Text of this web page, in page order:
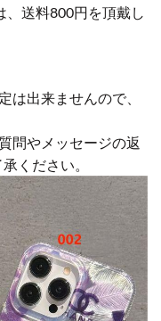
、送料800円を頂戴し
は出来ませんので、
問やメッセージの返
ください。